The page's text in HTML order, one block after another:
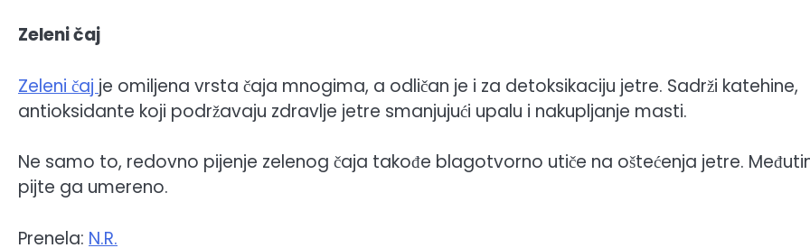
Zeleni čaj
Zeleni čaj je omiljena vrsta čaja mnogima, a odličan je i za detoksikaciju jetre. Sadrži katehine,
antioksidante koji podržavaju zdravlje jetre smanjujući upalu i nakupljanje masti.
Ne samo to, redovno pijenje zelenog čaja takođe blagotvorno utiče na oštećenja jetre.
pijte ga umereno.
Prenela: N.R.